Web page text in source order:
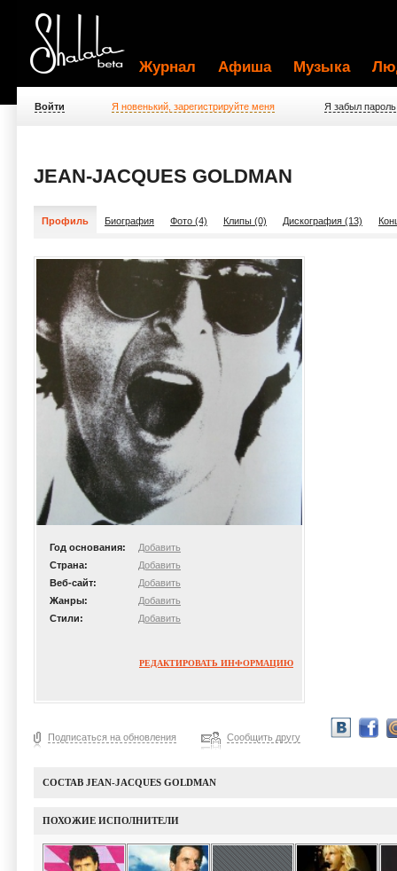
Журнал Афиша Музыка
Войти Я новенький, зарегистрируйте меня Я забыл пароль
JEAN-JACQUES GOLDMAN
Профиль Биография Фото (4) Клипы (0) Дискография (13)
Год основания:
Добавить
Страна:
Добавить
Веб-сайт:
Добавить
Жанры:
Добавить
Стили:
Добавить
РЕДАКТИРОВАТЬ ИНФОРМАЦИЮ
Подписаться на обновления Сообщить другу
СОСТАВ JEAN-JACQUES GOLDMAN
ПОХОЖИЕ ИСПОЛНИТЕЛИ